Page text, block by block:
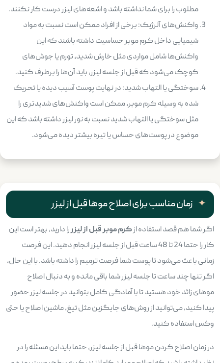
مطلوب را برای شما نداشته باشد و اشعه‌های لیزر درست کار نکنند.
واکنش‌های آلرژیک: برخی از افراد ممکن است نسبت به مواد
شیمیایی داخل کرم موبر حساسیت داشته باشند که این
واکنش‌ها شامل مواردی مثل خارش شدید، تورم یا جوش‌های
کوچک می‌شود که قبل از جلسه لیزر، باید آن‌ها را برطرف کنید.
سوختگی یا التهاب شدید: در نهایت پوست آسیب دیده یا تحریک
شده به وسیله کرم موبر، ممکن است واکنش‌های شدیدتری را
مثل سوختگی یا التهاب شدید نسبت به نور لیزر داشته باشد که این
موضوع در پوست‌های حساس یا تیره بیشتر دیده می‌شود.
زمان مناسب برای اصلاح موها قبل از لیزر
اگر شما هم قصد استفاده ازکرم موبر قبل از لیزررا دارید، بهتر است این
کار را حتما 24 تا 48 ساعت قبل از جلسه لیزر انجام دهید. این فرصت
زمانی باعث می‌شود تا پوست شما فرصت ترمیم را داشته باشد. با این حال،
اگر تنها چند ساعت تا جلسه لیزر شما باقی مانده و به دنبال اصلاح
موهای زائد خود هستید تا با آمادگی کامل بتوانید در جلسه لیزر حضور
پیدا کنید، می‌توانید از روش‌های جایگزین مثل تیغ، ماشین اصلاح یا حتی
وکس استفاده کنید.
در زمان اصلاح کردن موها قبل از جلسه لیزر، حتما باید این مسئله را در